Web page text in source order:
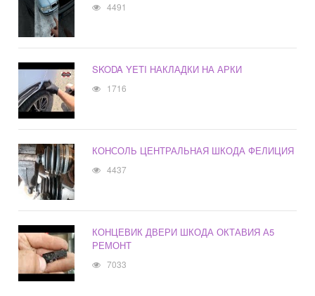
4491
SKODA YETI НАКЛАДКИ НА АРКИ
1716
КОНСОЛЬ ЦЕНТРАЛЬНАЯ ШКОДА ФЕЛИЦИЯ
4437
КОНЦЕВИК ДВЕРИ ШКОДА ОКТАВИЯ А5
РЕМОНТ
7033